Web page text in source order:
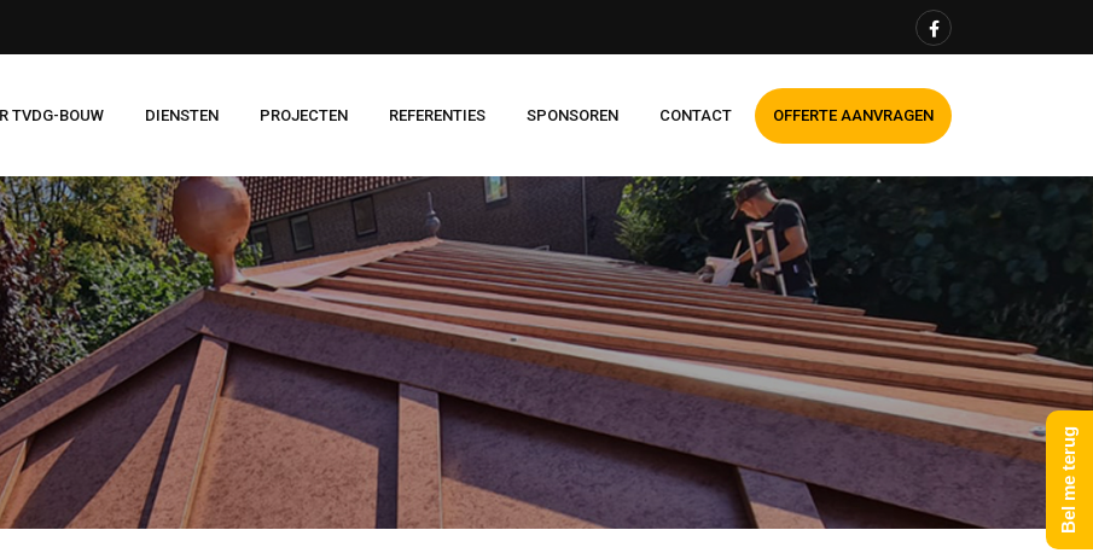
TVDG-BOUW DIENSTEN PROJECTEN REFERENTIES SPONSOREN CONTACT OFFERTE AANVRAGEN
Bel me terug